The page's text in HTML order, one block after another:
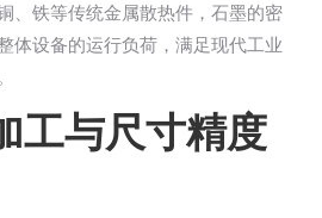
、铁等传统金属散热件，石墨的密
体设备的运行负荷，满足现代工业
工与尺寸精度